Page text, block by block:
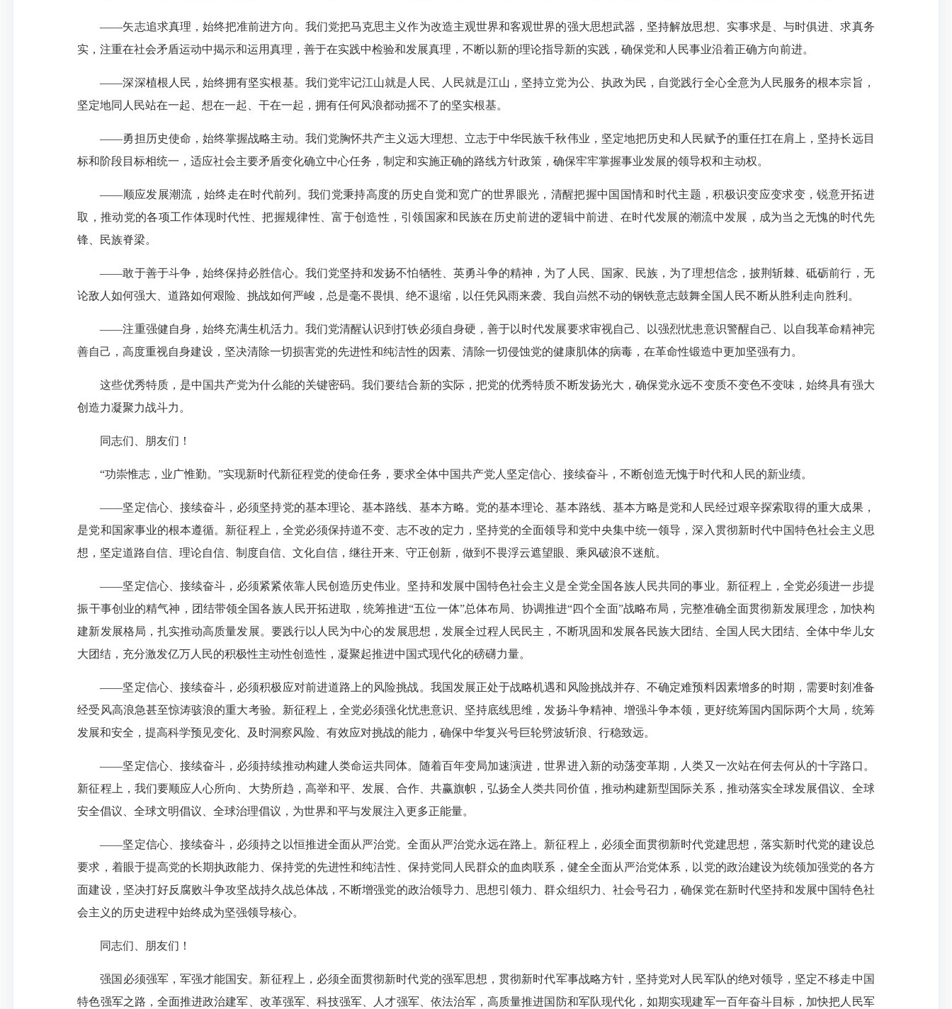
——矢志追求真理，始终把准前进方向。我们党把马克思主义作为改造主观世界和客观世界的强大思想武器，坚持解放思想、实事求是、与时俱进、求真务
实，注重在社会矛盾运动中揭示和运用真理，善于在实践中检验和发展真理，不断以新的理论指导新的实践，确保党和人民事业沿着正确方向前进。
——深深植根人民，始终拥有坚实根基。我们党牢记江山就是人民、人民就是江山，坚持立党为公、执政为民，自觉践行全心全意为人民服务的根本宗旨，
坚定地同人民站在一起、想在一起、干在一起，拥有任何风浪都动摇不了的坚实根基。
——勇担历史使命，始终掌握战略主动。我们党胸怀共产主义远大理想、立志于中华民族千秋伟业，坚定地把历史和人民赋予的重任扛在肩上，坚持长远目
标和阶段目标相统一，适应社会主要矛盾变化确立中心任务，制定和实施正确的路线方针政策，确保牢牢掌握事业发展的领导权和主动权。
——顺应发展潮流，始终走在时代前列。我们党秉持高度的历史自觉和宽广的世界眼光，清醒把握中国国情和时代主题，积极识变应变求变，锐意开拓进
取，推动党的各项工作体现时代性、把握规律性、富于创造性，引领国家和民族在历史前进的逻辑中前进、在时代发展的潮流中发展，成为当之无愧的时代先
锋、民族脊梁。
——敢于善于斗争，始终保持必胜信心。我们党坚持和发扬不怕牺牲、英勇斗争的精神，为了人民、国家、民族，为了理想信念，披荆斩棘、砥砺前行，无
论敌人如何强大、道路如何艰险、挑战如何严峻，总是毫不畏惧、绝不退缩，以任凭风雨来袭、我自岿然不动的钢铁意志鼓舞全国人民不断从胜利走向胜利。
——注重强健自身，始终充满生机活力。我们党清醒认识到打铁必须自身硬，善于以时代发展要求审视自己、以强烈忧患意识警醒自己、以自我革命精神完
善自己，高度重视自身建设，坚决清除一切损害党的先进性和纯洁性的因素、清除一切侵蚀党的健康肌体的病毒，在革命性锻造中更加坚强有力。
这些优秀特质，是中国共产党为什么能的关键密码。我们要结合新的实际，把党的优秀特质不断发扬光大，确保党永远不变质不变色不变味，始终具有强大
创造力凝聚力战斗力。
同志们、朋友们！
“功崇惟志，业广惟勤。”实现新时代新征程党的使命任务，要求全体中国共产党人坚定信心、接续奋斗，不断创造无愧于时代和人民的新业绩。
——坚定信心、接续奋斗，必须坚持党的基本理论、基本路线、基本方略。党的基本理论、基本路线、基本方略是党和人民经过艰辛探索取得的重大成果，
是党和国家事业的根本遵循。新征程上，全党必须保持道不变、志不改的定力，坚持党的全面领导和党中央集中统一领导，深入贯彻新时代中国特色社会主义思
想，坚定道路自信、理论自信、制度自信、文化自信，继往开来、守正创新，做到不畏浮云遮望眼、乘风破浪不迷航。
——坚定信心、接续奋斗，必须紧紧依靠人民创造历史伟业。坚持和发展中国特色社会主义是全党全国各族人民共同的事业。新征程上，全党必须进一步提
振干事创业的精气神，团结带领全国各族人民开拓进取，统筹推进“五位一体”总体布局、协调推进“四个全面”战略布局，完整准确全面贯彻新发展理念，加快构
建新发展格局，扎实推动高质量发展。要践行以人民为中心的发展思想，发展全过程人民民主，不断巩固和发展各民族大团结、全国人民大团结、全体中华儿女
大团结，充分激发亿万人民的积极性主动性创造性，凝聚起推进中国式现代化的磅礴力量。
——坚定信心、接续奋斗，必须积极应对前进道路上的风险挑战。我国发展正处于战略机遇和风险挑战并存、不确定难预料因素增多的时期，需要时刻准备
经受风高浪急甚至惊涛骇浪的重大考验。新征程上，全党必须强化忧患意识、坚持底线思维，发扬斗争精神、增强斗争本领，更好统筹国内国际两个大局，统筹
发展和安全，提高科学预见变化、及时洞察风险、有效应对挑战的能力，确保中华复兴号巨轮劈波斩浪、行稳致远。
——坚定信心、接续奋斗，必须持续推动构建人类命运共同体。随着百年变局加速演进，世界进入新的动荡变革期，人类又一次站在何去何从的十字路口。
新征程上，我们要顺应人心所向、大势所趋，高举和平、发展、合作、共赢旗帜，弘扬全人类共同价值，推动构建新型国际关系，推动落实全球发展倡议、全球
安全倡议、全球文明倡议、全球治理倡议，为世界和平与发展注入更多正能量。
——坚定信心、接续奋斗，必须持之以恒推进全面从严治党。全面从严治党永远在路上。新征程上，必须全面贯彻新时代党建思想，落实新时代党的建设总
要求，着眼于提高党的长期执政能力、保持党的先进性和纯洁性、保持党同人民群众的血肉联系，健全全面从严治党体系，以党的政治建设为统领加强党的各方
面建设，坚决打好反腐败斗争攻坚战持久战总体战，不断增强党的政治领导力、思想引领力、群众组织力、社会号召力，确保党在新时代坚持和发展中国特色社
会主义的历史进程中始终成为坚强领导核心。
同志们、朋友们！
强国必须强军，军强才能国安。新征程上，必须全面贯彻新时代党的强军思想，贯彻新时代军事战略方针，坚持党对人民军队的绝对领导，坚定不移走中国
特色强军之路，全面推进政治建军、改革强军、科技强军、人才强军、依法治军，高质量推进国防和军队现代化，如期实现建军一百年奋斗目标，加快把人民军